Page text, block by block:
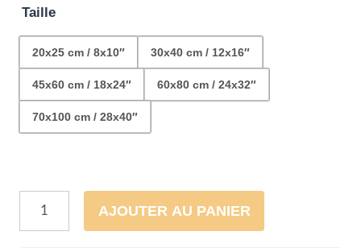
Taille
20x25 cm / 8x10″ 30x40 cm / 12x16″
45x60 cm / 18x24″ 60x80 cm / 24x32″
70x100 cm / 28x40″
quantité
AJOUTER AU PANIER